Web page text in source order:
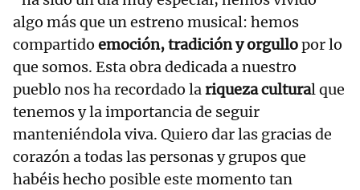
algo más que un estreno musical: hemos
compartido emoción, tradición y orgullopor lo
que somos. Esta obra dedicada a nuestro
pueblo nos ha recordado lariqueza cultural que
tenemos y la importancia de seguir
manteniéndola viva. Quiero dar las gracias de
corazón a todas las personas y grupos que
habéis hecho posible este momento tan